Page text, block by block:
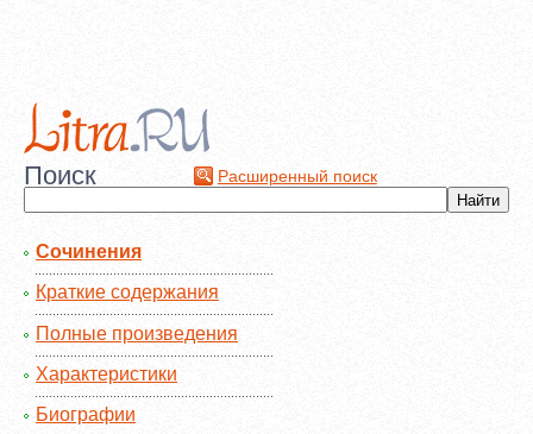
Поиск Расширенный поиск
Сочинения
Краткие содержания
Полные произведения
Характеристики
Биографии